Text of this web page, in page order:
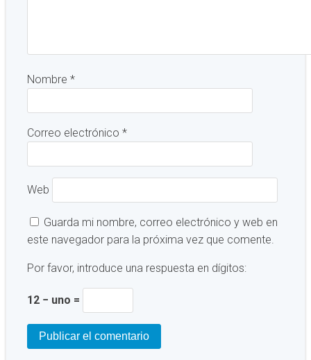
Nombre *
Correo electrónico *
Web
Guarda mi nombre, correo electrónico y web en
este navegador para la próxima vez que comente.
Por favor, introduce una respuesta en dígitos:
12 − uno =